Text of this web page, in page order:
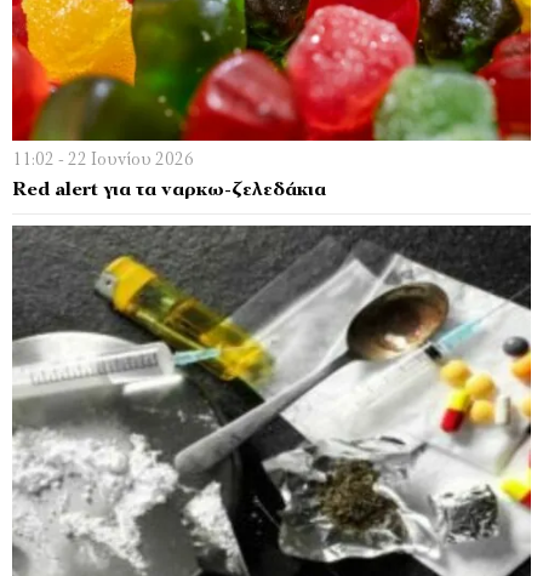
11:02 - 22 Ιουνίου 2026
Red alert για τα ναρκω-ζελεδάκια